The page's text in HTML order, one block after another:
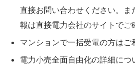
直接お問い合わせください。ま
報は直接電力会社のサイトでご
マンションで一括受電の方はご
電力小売全面自由化の詳細につ